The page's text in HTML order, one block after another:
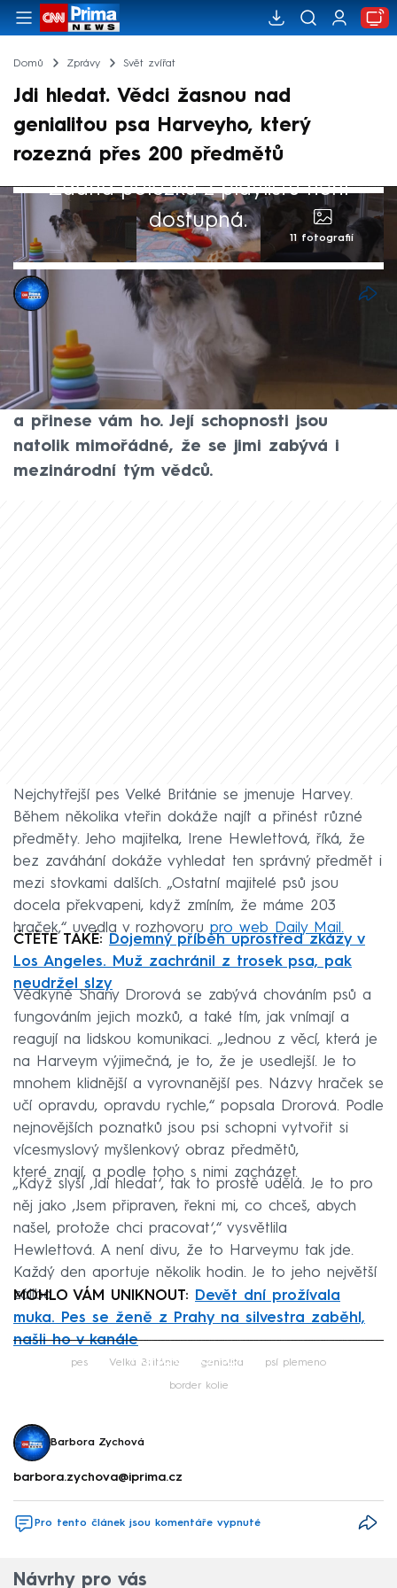
Domů Zprávy Svět zvířat
Jdi hledat. Vědci žasnou nad
genialitou psa Harveyho, který
rozezná přes 200 předmětů
Žádná položka z playlistu není
dostupná.
11 fotografií
Barbora Zychová
19. led 2025, 10:26
Pejskaři jsou ohromeni geniální šestiletou
border kolií z Velké Británie. Stačí jen
vyslovit název předmětu, který má hledat,
a přinese vám ho. Její schopnosti jsou
natolik mimořádné, že se jimi zabývá i
mezinárodní tým vědců.
Nejchytřejší pes Velké Británie se jmenuje Harvey.
Během několika vteřin dokáže najít a přinést různé
předměty. Jeho majitelka, Irene Hewlettová, říká, že
bez zaváhání dokáže vyhledat ten správný předmět i
mezi stovkami dalších. „Ostatní majitelé psů jsou
docela překvapeni, když zmíním, že máme 203
hraček,“ uvedla v rozhovoru pro web Daily Mail.
ČTĚTE TAKÉ:
Dojemný příběh uprostřed zkázy v
Los Angeles. Muž zachránil z trosek psa, pak
neudržel slzy
Vědkyně Shany Drorová se zabývá chováním psů a
fungováním jejich mozků, a také tím, jak vnímají a
reagují na lidskou komunikaci. „Jednou z věcí, která je
na Harveym výjimečná, je to, že je usedlejší. Je to
mnohem klidnější a vyrovnanější pes. Názvy hraček se
učí opravdu, opravdu rychle,“ popsala Drorová. Podle
nejnovějších poznatků jsou psi schopni vytvořit si
vícesmyslový myšlenkový obraz předmětů,
které znají, a podle toho s nimi zacházet.
„Když slyší ‚Jdi hledat‘, tak to prostě udělá. Je to pro
něj jako ‚Jsem připraven, řekni mi, co chceš, abych
našel, protože chci pracovat‘,“ vysvětlila
Hewlettová. A není divu, že to Harveymu tak jde.
Každý den aportuje několik hodin. Je to jeho největší
záliba.
MOHLO VÁM UNIKNOUT:
Devět dní prožívala
muka. Pes se ženě z Prahy na silvestra zaběhl,
našli ho v kanále
Failed to fetch
pes Velká Británie genialita psí plemeno
border kolie
Barbora Zychová
barbora.zychova@iprima.cz
Pro tento článek jsou komentáře vypnuté
Návrhy pro vás